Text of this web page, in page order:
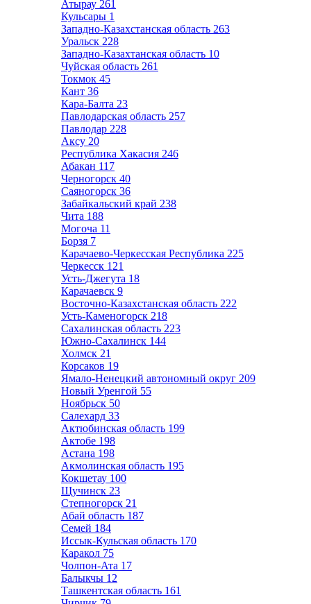
Атырау 261
Кульсары 1
Западно-Казахстанская область 263
Уральск 228
Западно-Казахтанская область 10
Чуйская область 261
Токмок 45
Кант 36
Кара-Балта 23
Павлодарская область 257
Павлодар 228
Аксу 20
Республика Хакасия 246
Абакан 117
Черногорск 40
Саяногорск 36
Забайкальский край 238
Чита 188
Могоча 11
Борзя 7
Карачаево-Черкесская Республика 225
Черкесск 121
Усть-Джегута 18
Карачаевск 9
Восточно-Казахстанская область 222
Усть-Каменогорск 218
Сахалинская область 223
Южно-Сахалинск 144
Холмск 21
Корсаков 19
Ямало-Ненецкий автономный округ 209
Новый Уренгой 55
Ноябрьск 50
Салехард 33
Актюбинская область 199
Актобе 198
Астана 198
Акмолинская область 195
Кокшетау 100
Щучинск 23
Степногорск 21
Абай область 187
Семей 184
Иссык-Кульская область 170
Каракол 75
Чолпон-Ата 17
Балыкчы 12
Ташкентская область 161